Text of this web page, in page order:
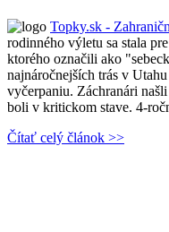
Topky.sk -
rodinného výletu sa stala
ktorého označili ako
najnáročnejších trás v
vyčerpaniu. Záchranári
boli v kritickom stave. 4-
Čítať celý článok >>